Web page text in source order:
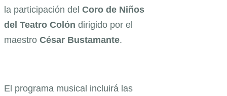
la participación del Coro de Niños
del Teatro Colón dirigido por el
maestro César Bustamante.
El programa musical incluirá las